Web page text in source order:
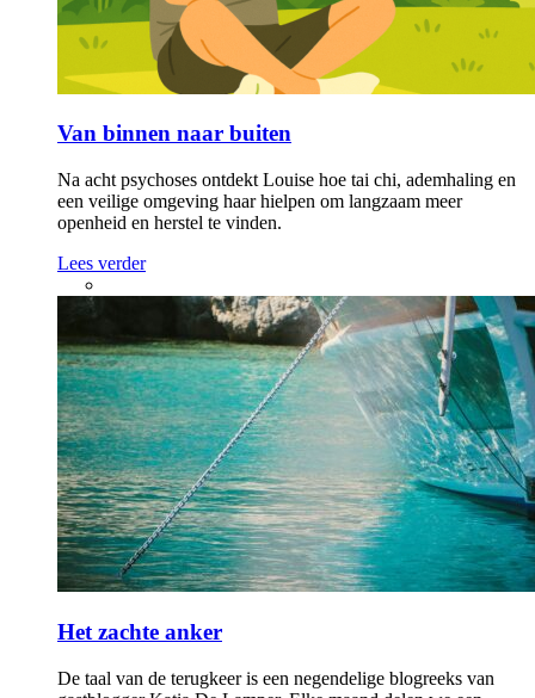
Van binnen naar buiten
Na acht psychoses ontdekt Louise hoe tai chi, ademhaling en
een veilige omgeving haar hielpen om langzaam meer
openheid en herstel te vinden.
Lees verder
Het zachte anker
De taal van de terugkeer is een negendelige blogreeks van